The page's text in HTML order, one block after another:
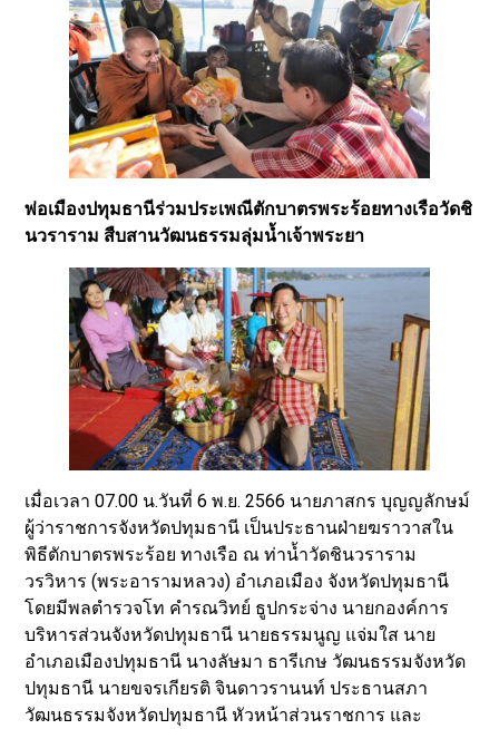
พ่อเมืองปทุมธานีร่วมประเพณีตักบาตรพระร้อยทางเรือวัดชิ
นวราราม สืบสานวัฒนธรรมลุ่มน้ำเจ้าพระยา
เมื่อเวลา 07.00 น.วันที่ 6 พ.ย. 2566 นายภาสกร บุญญลักษม์
ผู้ว่าราชการจังหวัดปทุมธานี เป็นประธานฝ่ายฆราวาสใน
พิธีตักบาตรพระร้อย ทางเรือ ณ ท่าน้ำวัดชินวราราม
วรวิหาร (พระอารามหลวง) อำเภอเมือง จังหวัดปทุมธานี
โดยมีพลตำรวจโท คำรณวิทย์ ธูปกระจ่าง นายกองค์การ
บริหารส่วนจังหวัดปทุมธานี นายธรรมนูญ แจ่มใส นาย
อำเภอเมืองปทุมธานี นางลัษมา ธารีเกษ วัฒนธรรมจังหวัด
ปทุมธานี นายขจรเกียรติ จินดาวรานนท์ ประธานสภา
วัฒนธรรมจังหวัดปทุมธานี หัวหน้าส่วนราชการ และ